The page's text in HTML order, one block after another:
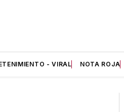
- VIRAL NOTA ROJA